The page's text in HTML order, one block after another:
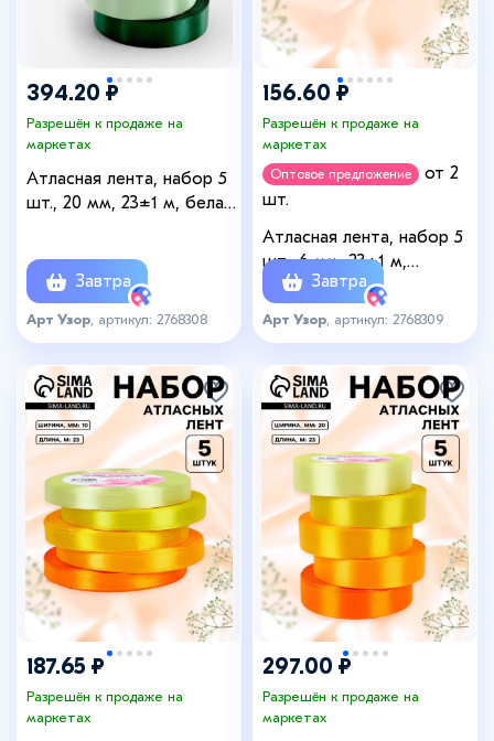
394.20 ₽
Разрешён к продаже на
маркетах
Атласная лента, набор 5
шт., 20 мм, 23±1 м, белая,
Завтра
Арт Узор , артикул: 2768308
156.60 ₽
Разрешён к продаже на
маркетах
Оптовое предложение
от 2
шт.
Атласная лента, набор 5
шт., 6 мм, 23±1 м,
жёлтый, оранжевый
Завтра
Арт Узор , артикул: 2768309
187.65 ₽
Разрешён к продаже на
маркетах
297.00 ₽
Разрешён к продаже на
маркетах